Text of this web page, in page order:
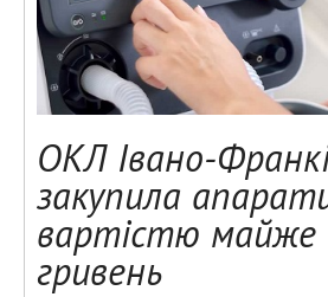
ОКЛ Івано-
закупила
вартістю майже
гривень